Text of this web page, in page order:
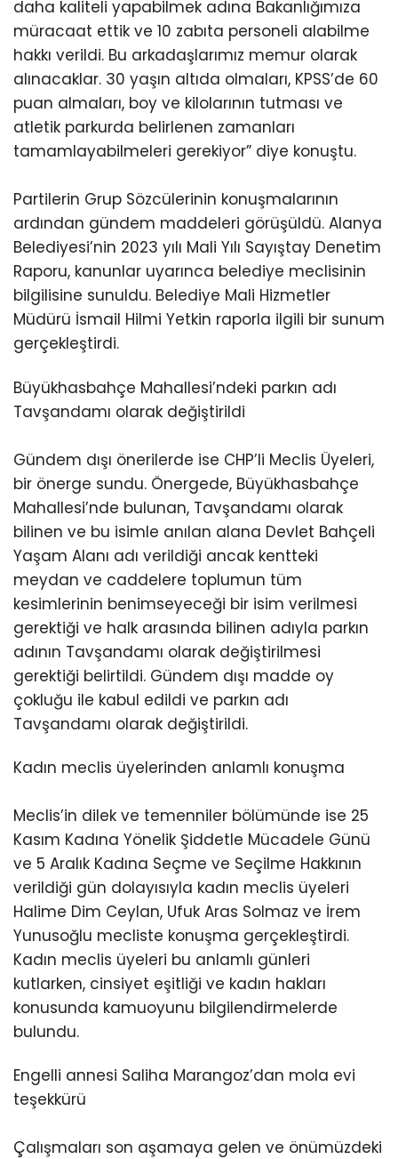
daha kaliteli yapabilmek adına Bakanlığımıza
müracaat ettik ve 10 zabıta personeli alabilme
hakkı verildi. Bu arkadaşlarımız memur olarak
alınacaklar. 30 yaşın altıda olmaları, KPSS’de 60
puan almaları, boy ve kilolarının tutması ve
atletik parkurda belirlenen zamanları
tamamlayabilmeleri gerekiyor” diye konuştu.
Partilerin Grup Sözcülerinin konuşmalarının
ardından gündem maddeleri görüşüldü. Alanya
Belediyesi’nin 2023 yılı Mali Yılı Sayıştay Denetim
Raporu, kanunlar uyarınca belediye meclisinin
bilgilisine sunuldu. Belediye Mali Hizmetler
Müdürü İsmail Hilmi Yetkin raporla ilgili bir sunum
gerçekleştirdi.
Büyükhasbahçe Mahallesi’ndeki parkın adı
Tavşandamı olarak değiştirildi
Gündem dışı önerilerde ise CHP’li Meclis Üyeleri,
bir önerge sundu. Önergede, Büyükhasbahçe
Mahallesi’nde bulunan, Tavşandamı olarak
bilinen ve bu isimle anılan alana Devlet Bahçeli
Yaşam Alanı adı verildiği ancak kentteki
meydan ve caddelere toplumun tüm
kesimlerinin benimseyeceği bir isim verilmesi
gerektiği ve halk arasında bilinen adıyla parkın
adının Tavşandamı olarak değiştirilmesi
gerektiği belirtildi. Gündem dışı madde oy
çokluğu ile kabul edildi ve parkın adı
Tavşandamı olarak değiştirildi.
Kadın meclis üyelerinden anlamlı konuşma
Meclis’in dilek ve temenniler bölümünde ise 25
Kasım Kadına Yönelik Şiddetle Mücadele Günü
ve 5 Aralık Kadına Seçme ve Seçilme Hakkının
verildiği gün dolayısıyla kadın meclis üyeleri
Halime Dim Ceylan, Ufuk Aras Solmaz ve İrem
Yunusoğlu mecliste konuşma gerçekleştirdi.
Kadın meclis üyeleri bu anlamlı günleri
kutlarken, cinsiyet eşitliği ve kadın hakları
konusunda kamuoyunu bilgilendirmelerde
bulundu.
Engelli annesi Saliha Marangoz’dan mola evi
teşekkürü
Çalışmaları son aşamaya gelen ve önümüzdeki